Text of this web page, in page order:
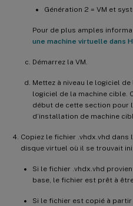
Génération 2 = VM et
Pour de plus amples
une machine virtuelle dans
Démarrez la VM.
Mettez à niveau le logiciel
logiciel de la machine cible.
début de cette section pour
d’installation de machine
Copiez le fichier .vhdx.vhd dans
disque virtuel où il se trouvait
Si le fichier .vhdx.vhd
base, le fichier est prêt à
Si le fichier est copié à